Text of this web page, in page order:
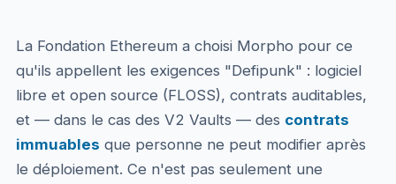
La Fondation Ethereum a choisi Morpho pour ce
qu'ils appellent les exigences "Defipunk" : logiciel
libre et open source (FLOSS), contrats auditables,
et — dans le cas des V2 Vaults — des contrats
immuables que personne ne peut modifier après
le déploiement. Ce n'est pas seulement une